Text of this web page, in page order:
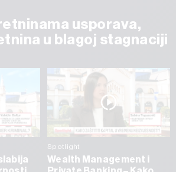
usporava,
u blagoj stagnaciji
Spotlight
Wealth Management i